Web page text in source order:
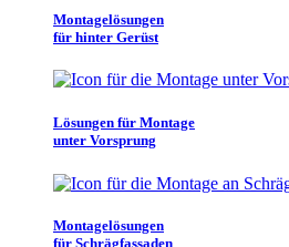
Montagelösungen
für hinter Gerüst
Lösungen für Montage
unter Vorsprung
Montagelösungen
für Schrägfassaden